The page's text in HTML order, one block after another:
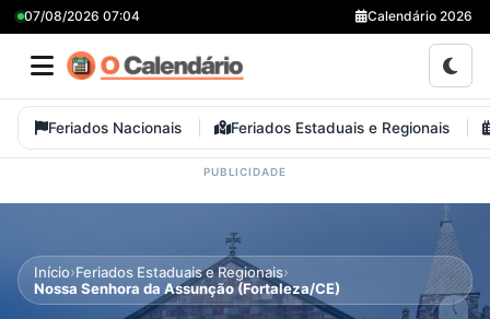
07/08/2026 07:04 Calendário 2026
Feriados Nacionais Feriados Estaduais e Regionais
Início›Feriados Estaduais e Regionais›
Nossa Senhora da Assunção (Fortaleza/CE)